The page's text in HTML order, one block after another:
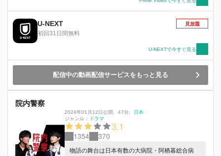
U-NEXT
初回31日間無料
見放題
U-NEXTで今すぐ見る
配信中の動画配信サービスをもっと見る
院内警察
2024年01月12日公開、 47分、 日本
ジャンル：
ドラマ
3.1
1354 370
物語の舞台は日本有数の大病院・阿栖暮総合病